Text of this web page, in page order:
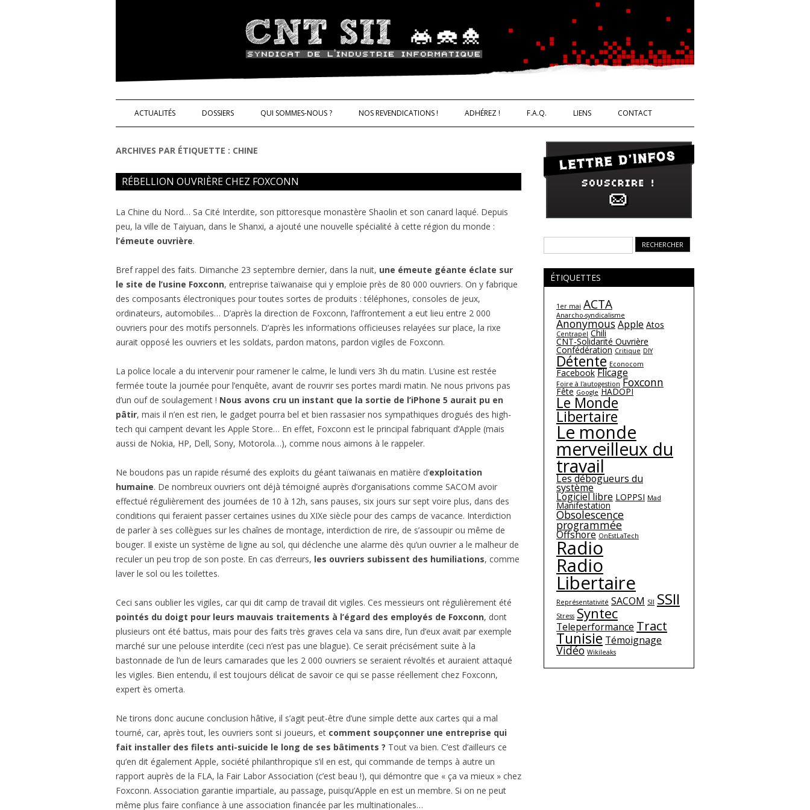
Syndicat de l'industrie informatique CNT – Solidarité Ouvrière
ACTUALITÉS DOSSIERS
SCIENCE ET TECHNIQUES
QUI SOMMES-NOUS ? NOS REVENDICATIONS ! ADHÉREZ ! F.A.Q. LIENS CONTACT
ARCHIVES PAR ÉTIQUETTE : CHINE
RÉBELLION OUVRIÈRE CHEZ FOXCONN
La Chine du Nord… Sa Cité Interdite, son pittoresque monastère Shaolin et son canard laqué. Depuis
peu, la ville de Taiyuan, dans le Shanxi, a ajouté une nouvelle spécialité à cette région du monde :
l’émeute ouvrière.
Bref rappel des faits. Dimanche 23 septembre dernier, dans la nuit, une émeute géante éclate sur
le site de l’usine Foxconn, entreprise taïwanaise qui y emploie près de 80 000 ouvriers. On y fabrique
des composants électroniques pour toutes sortes de produits : téléphones, consoles de jeux,
ordinateurs, automobiles… D’après la direction de Foxconn, l’affrontement a eut lieu entre 2 000
ouvriers pour des motifs personnels. D’après les informations officieuses relayées sur place, la rixe
aurait opposé les ouvriers et les soldats, pardon matons, pardon vigiles de Foxconn.
La police locale a du intervenir pour ramener le calme, le lundi vers 3h du matin. L’usine est restée
fermée toute la journée pour l’enquête, avant de rouvrir ses portes mardi matin. Ne nous privons pas
d’un ouf de soulagement ! Nous avons cru un instant que la sortie de l’iPhone 5 aurait pu en
pâtir, mais il n’en est rien, le gadget pourra bel et bien rassasier nos sympathiques drogués des high-
tech qui campent devant les Apple Store… En effet, Foxconn est le principal fabriquant d’Apple (mais
aussi de Nokia, HP, Dell, Sony, Motorola…), comme nous aimons à le rappeler.
Ne boudons pas un rapide résumé des exploits du géant taïwanais en matière d’exploitation
humaine. De nombreux ouvriers ont déjà témoigné auprès d’organisations comme SACOM avoir
effectué régulièrement des journées de 10 à 12h, sans pauses, six jours sur sept voire plus, dans des
conditions qui feraient passer certaines usines du XIXe siècle pour des camps de vacance. Interdiction
de parler à ses collègues sur les chaînes de montage, interdiction de rire, de s’assoupir ou même de
bouger. Il existe un système de ligne au sol, qui déclenche une alarme dès qu’un ouvrier a le malheur de
reculer un peu trop de son poste. En cas d’erreurs, les ouvriers subissent des humiliations, comme
laver le sol ou les toilettes.
Ceci sans oublier les vigiles, car qui dit camp de travail dit vigiles. Ces messieurs ont régulièrement été
pointés du doigt pour leurs mauvais traitements à l’égard des employés de Foxconn, dont
plusieurs ont été battus, mais pour des faits très graves cela va sans dire, l’un d’eux avait par exemple
marché sur une pelouse interdite (ceci n’est pas une blague). Ce serait précisément suite à la
bastonnade de l’un de leurs camarades que les 2 000 ouvriers se seraient révoltés et auraient attaqué
les vigiles. Bien entendu, il est toujours délicat de savoir ce qui se passe réellement chez Foxconn,
expert ès omerta.
Ne tirons donc aucune conclusion hâtive, il s’agit peut-être d’une simple dette aux cartes qui a mal
tourné, car, après tout, les ouvriers sont si joueurs, et comment soupçonner une entreprise qui
fait installer des filets anti-suicide le long de ses bâtiments ? Tout va bien. C’est d’ailleurs ce
qu’en dit également Apple, société philanthropique s’il en est, qui commande de temps à autre un
rapport auprès de la FLA, la Fair Labor Association (c’est beau !), qui démontre que « ça va mieux » chez
Foxconn. Association garantie impartiale, au passage, puisqu’Apple en est un membre. Si on ne peut
même plus faire confiance à une association financée par les multinationales…
ÉTIQUETTES
1er mai ACTA
Anarcho-syndicalisme
AnonymousApple Atos
Centrapel Chili
CNT-Solidarité Ouvrière
Confédération Critique DIY
Détente Econocom
Facebook Flicage
Foire à l'autogestion Foxconn
Fête Google HADOPI
Le Monde
Libertaire
Le monde
merveilleux du
travail
Les débogueurs du
système
Logiciel libre LOPPSI Mad
Manifestation
Obsolescence
programmée
Offshore OnEstLaTech
Radio
Radio
Libertaire
Représentativité SACOM SII SSII
Stress Syntec
Teleperformance Tract
Tunisie Témoignage
Vidéo Wikileaks